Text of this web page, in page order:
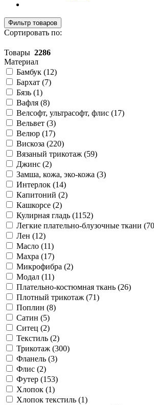
Фильтр товаров
Сортировать по:
Товары 2286
Материал
Бамбук (12)
Бархат (7)
Бязь (1)
Вафля (8)
Велсофт, ультрасофт, флис (17)
Вельвет (3)
Велюр (17)
Вискоза (220)
Вязаный трикотаж (59)
Джинс (2)
Замша, кожа, эко-кожа (3)
Интерлок (14)
Капитоний (2)
Кашкорсе (2)
Кулирная гладь (1152)
Легкие плательно-блузочные ткани (70
Лен (12)
Масло (11)
Махра (17)
Микрофибра (2)
Модал (11)
Плательно-костюмная ткань (26)
Плотный трикотаж (71)
Поплин (8)
Сатин (5)
Ситец (2)
Текстиль (2)
Трикотаж (300)
Фланель (3)
Флис (2)
Футер (153)
Хлопок (1)
Хлопок текстиль (1)